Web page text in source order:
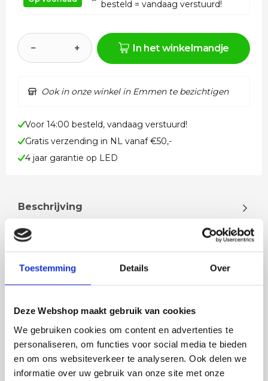
Toestemming Details Over
Deze Webshop maakt gebruik van cookies
We gebruiken cookies om content en advertenties te
personaliseren, om functies voor social media te bieden
en om ons websiteverkeer te analyseren. Ook delen we
informatie over uw gebruik van onze site met onze
besteld = vandaag verstuurd!
− + In het winkelmandje
Ook in onze winkel in Emmen te bezichtigen
Voor 14:00 besteld, vandaag verstuurd!
Gratis verzending in NL vanaf €50,-
4 jaar garantie op LED
Beschrijving
Zwarte LED Buitenlamp Rond – IP65 – 9W – CCT
Instelbaar – 900 LumenGeef jouw buitenruimte
Rian
Anne